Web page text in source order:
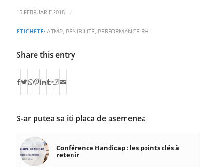
15 FEBRUARIE 2018 /
ETICHETE: ATMP, PÉNIBILITÉ PERFORMANCE RH
Share this entry
S-ar putea sa iti placa de asemenea
Conférence Handicap : les points clés à
retenir